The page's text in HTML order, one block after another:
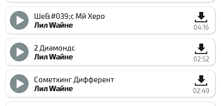
Ше&#039;с Мй Херо
Лил Wайне
04:16
2 Диамондс
Лил Wайне
02:52
Сометхинг Дифферент
Лил Wайне
02:49